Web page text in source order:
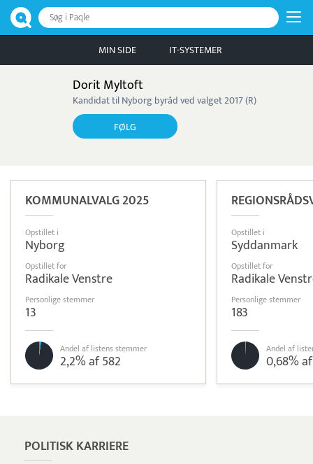
Søg i Paqle
MIN SIDE IT-SYSTEMER
Dorit Myltoft
Kandidat til Nyborg byråd ved valget 2017 (R)
FØLG
KOMMUNALVALG 2025
Opstillet i
Nyborg
Opstillet for
Radikale Venstre
Personlige stemmer
13
Andel af listens stemmer
2,2% af 582
Opstillet i
Syddanmark
Opstillet for
Radikale
Personlige stemmer
183
Andel af
0,68%
POLITISK KARRIERE